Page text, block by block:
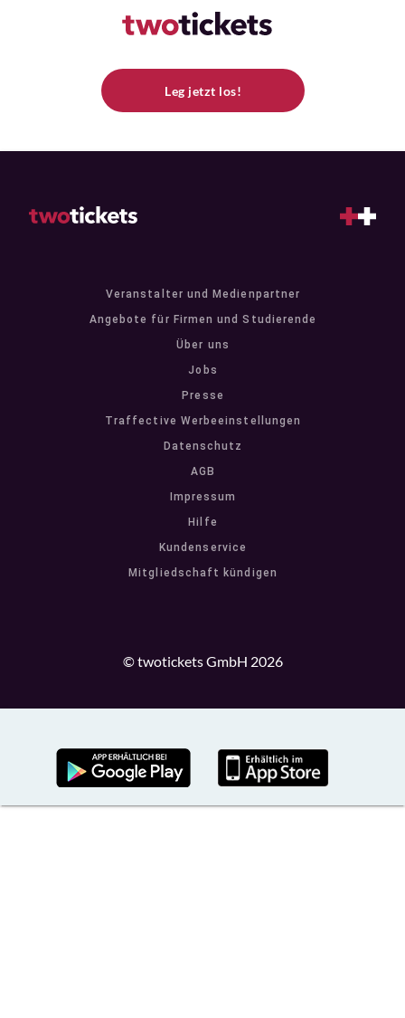
Leg jetzt los!
Veranstalter und Medienpartner
Angebote für Firmen und Studierende
Über uns
Jobs
Presse
Traffective Werbeeinstellungen
Datenschutz
AGB
Impressum
Hilfe
Kundenservice
Mitgliedschaft kündigen
© twotickets GmbH 2026